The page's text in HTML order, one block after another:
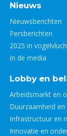
Nieuws
Nieuwsberichten
Persberichten
2025 in
In de media
Lobby en
Arbeidsmarkt en
Duurzaamheid en
Infrastructuur en
Innovatie en